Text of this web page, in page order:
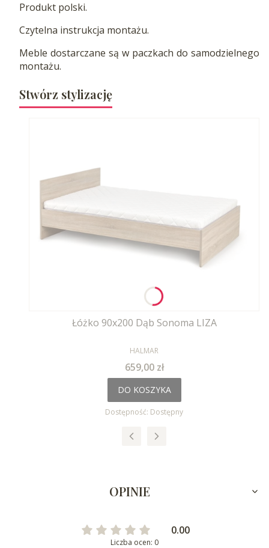
Produkt polski.
Czytelna instrukcja montażu.
Meble dostarczane są w paczkach do samodzielnego
montażu.
Stwórz stylizację
Łóżko 90x200 Dąb Sonoma LIZA
PRODUCENT
HALMAR
Cena
659,00 zł
DO KOSZYKA
Dostępność: Dostępny
OPINIE
0.00
Liczba ocen: 0